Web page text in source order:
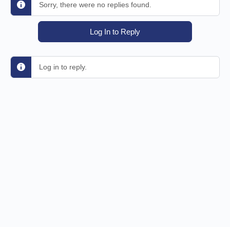
Sorry, there were no replies found.
Log In to Reply
Log in to reply.